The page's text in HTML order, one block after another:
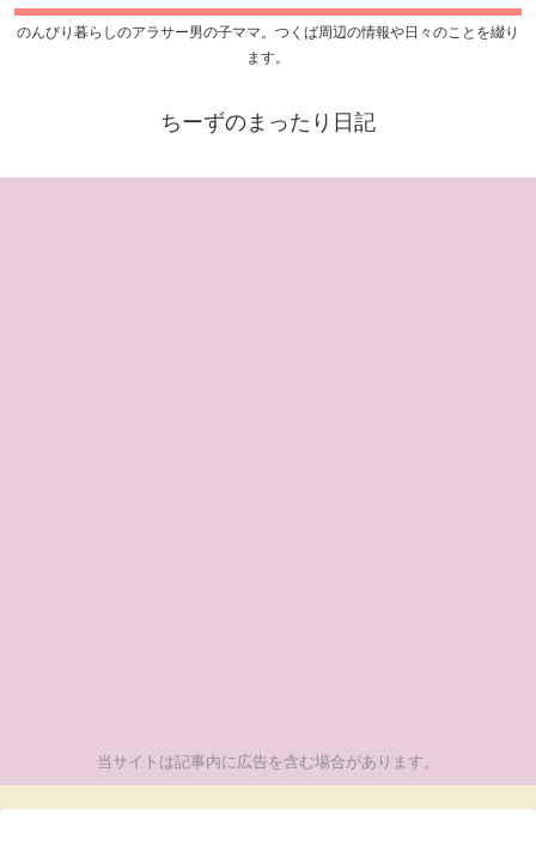
のんびり暮らしのアラサー男の子ママ。つくば周辺の情報や日々のことを綴り
ます。
ちーずのまったり日記
当サイトは記事内に広告を含む場合があります。